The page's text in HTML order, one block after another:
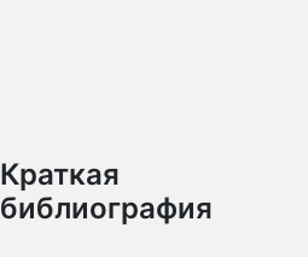
Краткая
библиография